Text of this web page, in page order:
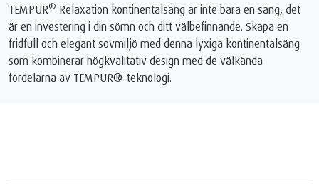
TEMPUR® Relaxation kontinentalsäng är inte bara en säng, det
är en investering i din sömn och ditt välbefinnande. Skapa en
fridfull och elegant sovmiljö med denna lyxiga kontinentalsäng
som kombinerar högkvalitativ design med de välkända
fördelarna av TEMPUR®-teknologi.